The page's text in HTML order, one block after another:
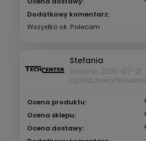
Dodatkowy komentarz:
Wszystko ok. Polecam
Stefania
Dodano: 2026-07-21
Opinia zweryfikowana
Ocena produktu:
Ocena sklepu:
Ocena dostawy: